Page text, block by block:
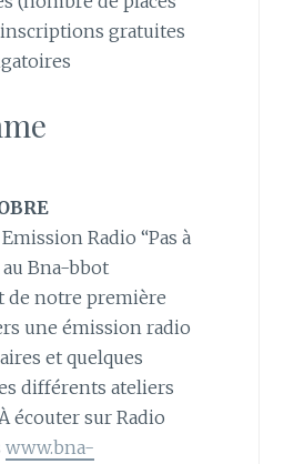
gratuites
Radio “Pas à
Bna-bbot
de notre première
une émission radio
et quelques
différents ateliers
écouter sur Radio
www.bna-